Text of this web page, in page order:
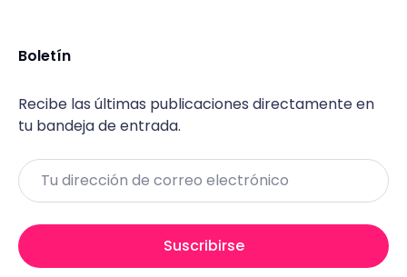
Boletín
Recibe las últimas publicaciones directamente en
tu bandeja de entrada.
Email
Suscribirse